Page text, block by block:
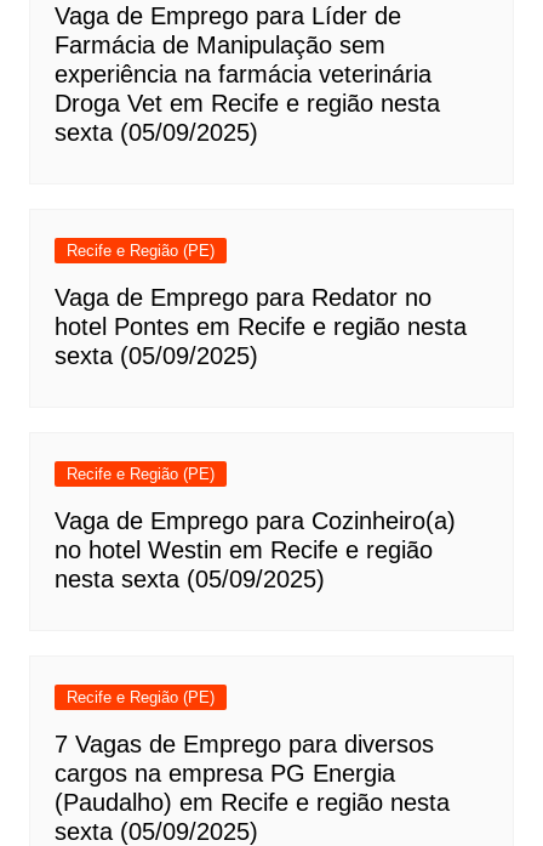
Vaga de Emprego para Líder de
Farmácia de Manipulação sem
experiência na farmácia veterinária
Droga Vet em Recife e região nesta
sexta (05/09/2025)
Recife e Região (PE)
Vaga de Emprego para Redator no
hotel Pontes em Recife e região nesta
sexta (05/09/2025)
Recife e Região (PE)
Vaga de Emprego para Cozinheiro(a)
no hotel Westin em Recife e região
nesta sexta (05/09/2025)
Recife e Região (PE)
7 Vagas de Emprego para diversos
cargos na empresa PG Energia
(Paudalho) em Recife e região nesta
sexta (05/09/2025)